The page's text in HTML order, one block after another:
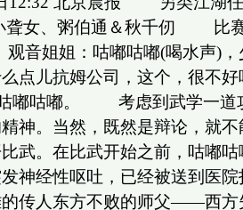
聋女、粥伯通＆秋千仞
姐：咕嘟咕嘟(喝水声)，
点儿抗姆公司，这个，很不
嘟咕嘟。 考虑到武学一道
神。当然，既然是辩论，就
武。在比武开始之前，咕嘟咕
神经性呕吐，已经被送到医
的传人东方不败的师父——